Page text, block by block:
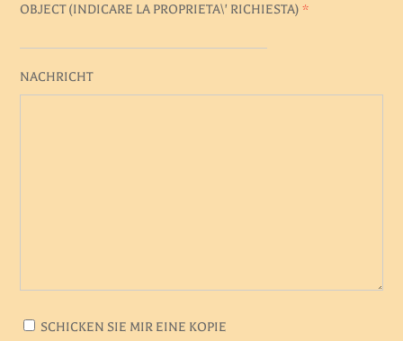
OBJECT (INDICARE LA PROPRIETA\' RICHIESTA)*
NACHRICHT
SCHICKEN SIE MIR EINE KOPIE